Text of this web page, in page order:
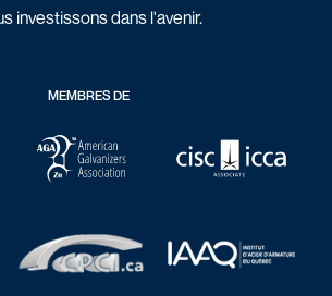
investissons dans l'avenir.
MEMBRES DE